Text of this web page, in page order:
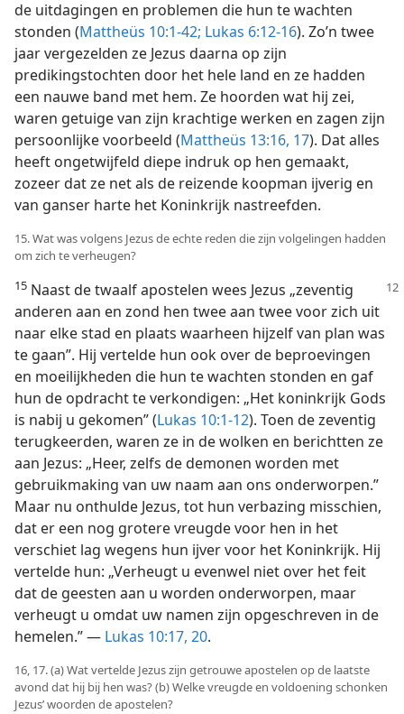
de uitdagingen en problemen die hun te wachten
stonden (Mattheüs 10:1-42; Lukas 6:12-16). Zo’n twee
jaar vergezelden ze Jezus daarna op zijn
predikingstochten door het hele land en ze hadden
een nauwe band met hem. Ze hoorden wat hij zei,
waren getuige van zijn krachtige werken en zagen zijn
persoonlijke voorbeeld (Mattheüs 13:16, 17). Dat alles
heeft ongetwijfeld diepe indruk op hen gemaakt,
zozeer dat ze net als de reizende koopman ijverig en
van ganser harte het Koninkrijk nastreefden.
15. Wat was volgens Jezus de echte reden die zijn volgelingen hadden
om zich te verheugen?
15 Naast de twaalf apostelen wees Jezus „zeventig
anderen aan en zond hen twee aan twee voor zich uit
naar elke stad en plaats waarheen hijzelf van plan was
te gaan”. Hij vertelde hun ook over de beproevingen
en moeilijkheden die hun te wachten stonden en gaf
hun de opdracht te verkondigen: „Het koninkrijk Gods
is nabij u gekomen” (Lukas 10:1-12). Toen de zeventig
terugkeerden, waren ze in de wolken en berichtten ze
aan Jezus: „Heer, zelfs de demonen worden met
gebruikmaking van uw naam aan ons onderworpen.”
Maar nu onthulde Jezus, tot hun verbazing misschien,
dat er een nog grotere vreugde voor hen in het
verschiet lag wegens hun ijver voor het Koninkrijk. Hij
vertelde hun: „Verheugt u evenwel niet over het feit
dat de geesten aan u worden onderworpen, maar
verheugt u omdat uw namen zijn opgeschreven in de
hemelen.” — Lukas 10:17, 20.
16, 17. (a) Wat vertelde Jezus zijn getrouwe apostelen op de laatste
avond dat hij bij hen was? (b) Welke vreugde en voldoening schonken
Jezus’ woorden de apostelen?